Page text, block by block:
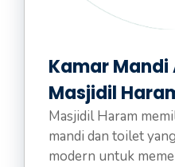
Kamar Mandi
Masjidil
Masjidil Haram
mandi dan toilet
modern untuk